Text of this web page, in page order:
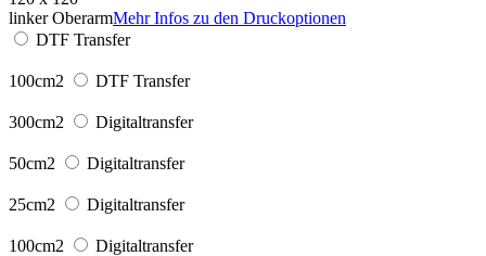
linker OberarmMehr Infos zu den Druckoptionen
DTF Transfer
100cm2 DTF Transfer
300cm2 Digitaltransfer
50cm2 Digitaltransfer
25cm2 Digitaltransfer
100cm2 Digitaltransfer